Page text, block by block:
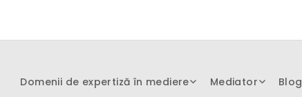
Domenii de expertiză în mediere Mediator Blog